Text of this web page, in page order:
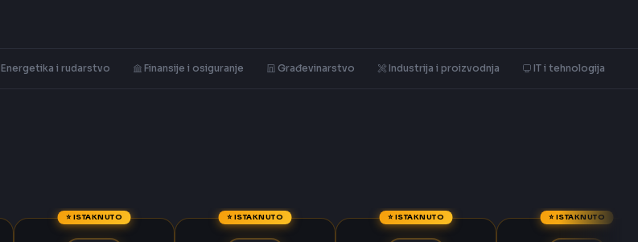
Energetika i rudarstvo Finansije i osiguranje Građevinarstvo Industrija i proizvodnja IT i tehnologija
⭐ ISTAKNUTO ⭐ ISTAKNUTO ⭐ ISTAKNUTO ⭐ ISTAKNUTO